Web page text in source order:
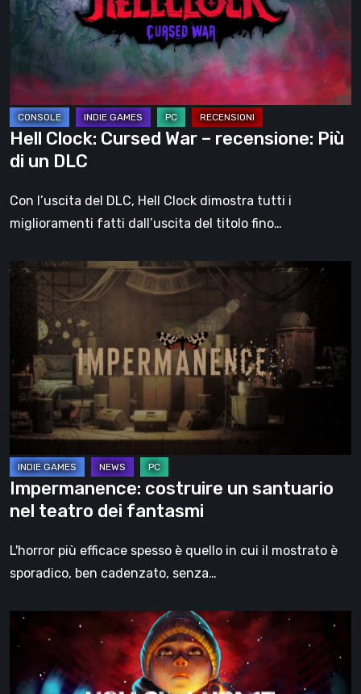
–
recensione:
di
un
DLC
Hell Clock: Cursed War – recensione: Più
di un DLC
Con l’uscita del DLC, Hell Clock dimostra tutti i
miglioramenti fatti dall’uscita del titolo fino…
Impermanence:
costruire
santuario
nel
teatro
dei
fantasmi
Impermanence: costruire un santuario
nel teatro dei fantasmi
L'horror più efficace spesso è quello in cui il mostrato è
sporadico, ben cadenzato, senza…
Hollow
Home
Anteprima: